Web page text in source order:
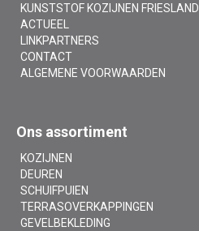
KUNSTSTOF KOZIJNEN FRIESLAND
ACTUEEL
LINKPARTNERS
CONTACT
ALGEMENE VOORWAARDEN
Ons assortiment
KOZIJNEN
DEUREN
SCHUIFPUIEN
TERRASOVERKAPPINGEN
GEVELBEKLEDING